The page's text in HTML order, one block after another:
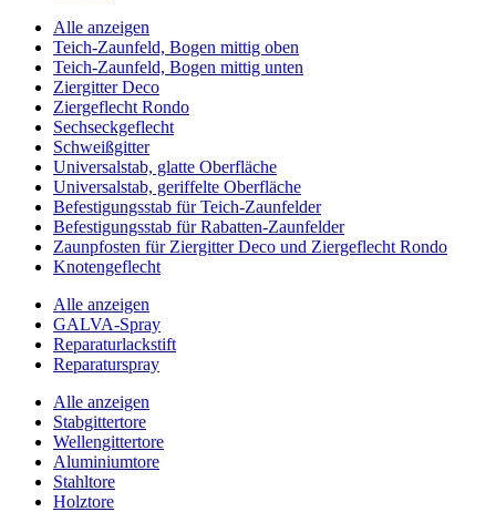
Alle anzeigen
Teich-Zaunfeld, Bogen mittig oben
Teich-Zaunfeld, Bogen mittig unten
Ziergitter Deco
Ziergeflecht Rondo
Sechseckgeflecht
Schweißgitter
Universalstab, glatte Oberfläche
Universalstab, geriffelte Oberfläche
Befestigungsstab für Teich-Zaunfelder
Befestigungsstab für Rabatten-Zaunfelder
Zaunpfosten für Ziergitter Deco und Ziergeflecht Rondo
Knotengeflecht
Alle anzeigen
GALVA-Spray
Reparaturlackstift
Reparaturspray
Alle anzeigen
Stabgittertore
Wellengittertore
Aluminiumtore
Stahltore
Holztore